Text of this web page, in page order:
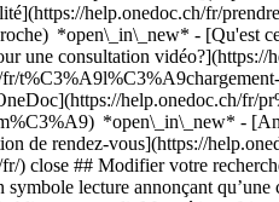
help.onedoc.ch/fr/
*open\_in\_new* - [Qu'est
une consultation
fr/
help.onedoc.ch/fr/